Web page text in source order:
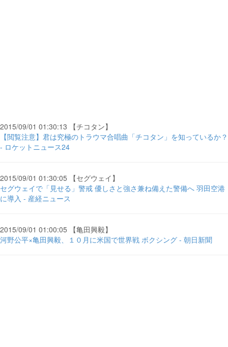
2015/09/01 01:30:13 【チコタン】
【閲覧注意】君は究極のトラウマ合唱曲「チコタン」を知っているか？
- ロケットニュース24
2015/09/01 01:30:05 【セグウェイ】
セグウェイで「見せる」警戒 優しさと強さ兼ね備えた警備へ 羽田空港
に導入 - 産経ニュース
2015/09/01 01:00:05 【亀田興毅】
河野公平×亀田興毅、１０月に米国で世界戦 ボクシング - 朝日新聞